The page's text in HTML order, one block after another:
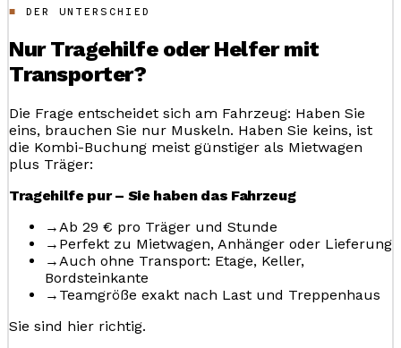
DER UNTERSCHIED
Nur Tragehilfe oder Helfer mit
Transporter?
Die Frage entscheidet sich am Fahrzeug: Haben Sie
eins, brauchen Sie nur Muskeln. Haben Sie keins, ist
die Kombi-Buchung meist günstiger als Mietwagen
plus Träger:
Tragehilfe pur – Sie haben das Fahrzeug
→Ab 29 € pro Träger und Stunde
→ Perfekt zu Mietwagen, Anhänger oder Lieferung
→Auch ohne Transport: Etage, Keller,
Bordsteinkante
→ Teamgröße exakt nach Last und Treppenhaus
Sie sind hier richtig.